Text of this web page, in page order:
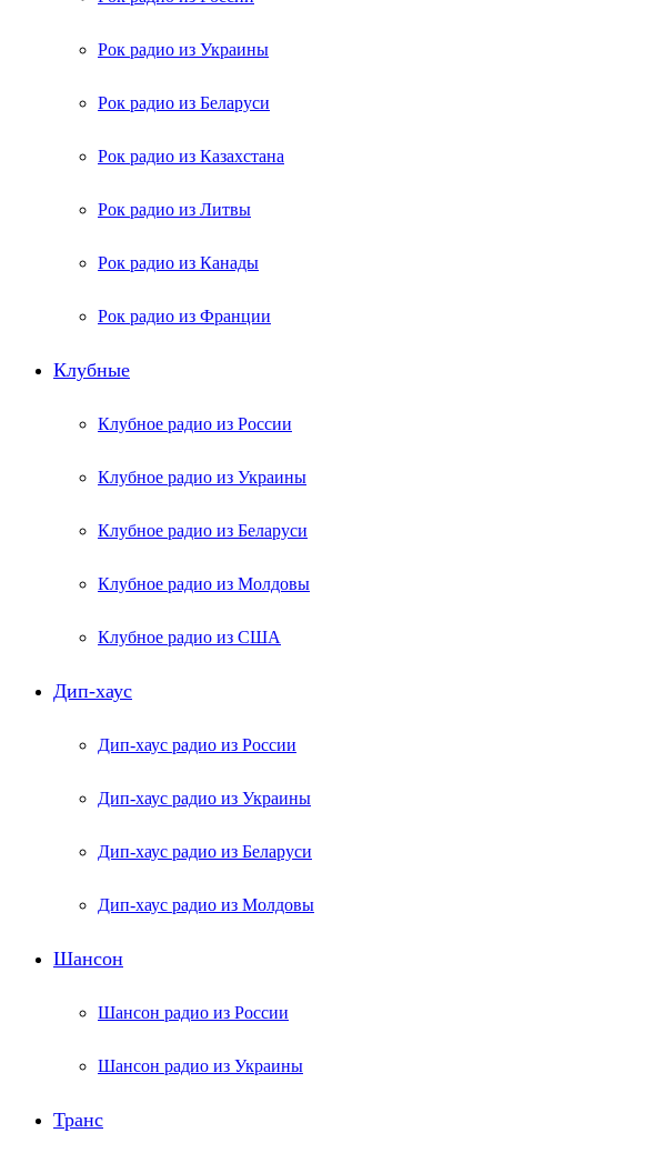
Рок радио из Украины
Рок радио из Беларуси
Рок радио из Казахстана
Рок радио из Литвы
Рок радио из Канады
Рок радио из Франции
Клубные
Клубное радио из России
Клубное радио из Украины
Клубное радио из Беларуси
Клубное радио из Молдовы
Клубное радио из США
Дип-хаус
Дип-хаус радио из России
Дип-хаус радио из Украины
Дип-хаус радио из Беларуси
Дип-хаус радио из Молдовы
Шансон
Шансон радио из России
Шансон радио из Украины
Транс